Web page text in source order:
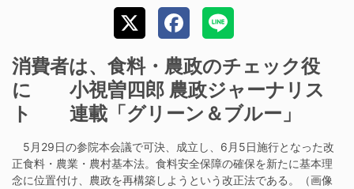
消費者は、食料・農政のチェック役
に 小視曽四郎 農政ジャーナリス
ト 連載「グリーン＆ブルー」
5月29日の参院本会議で可決、成立し、6月5日施行となった改
正食料・農業・農村基本法。食料安全保障の確保を新たに基本理
念に位置付け、農政を再構築しようという改正法である。（画像